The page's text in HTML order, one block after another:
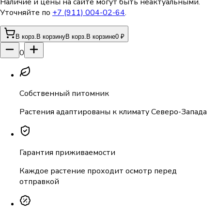
Уточняйте по +7 (911) 004-02-64.
В корз. В корзинуВ корз. В корзине0 ₽
0
Собственный питомник
Растения адаптированы к климату Северо-Запада
Гарантия приживаемости
Каждое растение проходит осмотр перед
отправкой